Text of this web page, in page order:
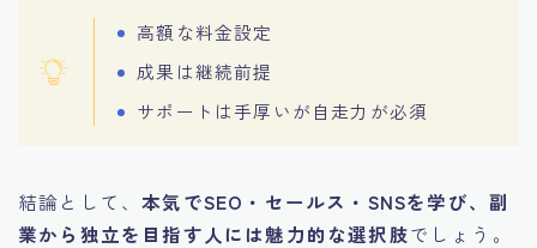
高額な料金設定
成果は継続前提
サポートは手厚いが自走力が必須
結論として、本気でSEO・セールス・SNSを学び、副
業から独立を目指す人には魅力的な選択肢でしょう。